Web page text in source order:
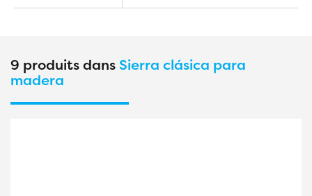
9 produits dansSierra clásica para
madera